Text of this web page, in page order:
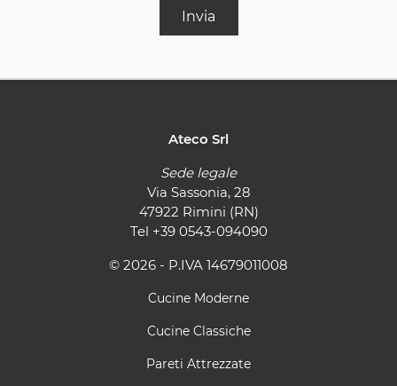
Invia
Ateco Srl
Sede legale
Via Sassonia, 28
47922 Rimini (RN)
Tel +39 0543-094090
© 2026 - P.IVA 14679011008
Cucine Moderne
Cucine Classiche
Pareti Attrezzate